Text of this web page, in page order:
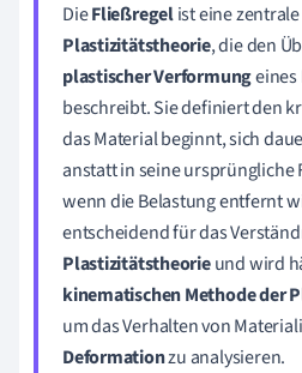
DieFließregelist eine
Plastizitätstheorie, die den
plastischer Verformung
beschreibt. Sie definiert den
das Material beginnt, sich
anstatt in seine
wenn die Belastung entfernt
entscheidend für das
Plastizitätstheorieund wird
kinematischen Methode der
um das Verhalten von
Deformationzu analysieren.